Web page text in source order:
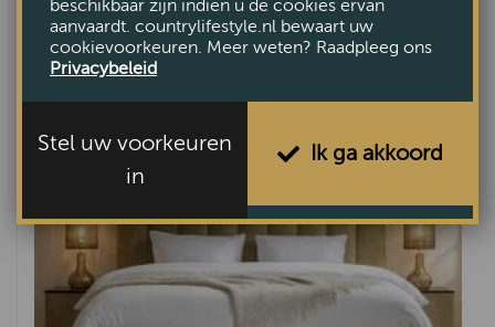
beschikbaar zijn indien u de cookies ervan
aanvaardt. countrylifestyle.nl bewaart uw
cookievoorkeuren. Meer weten? Raadpleeg ons
Privacybeleid
Stel uw voorkeuren
in
Ik ga akkoord